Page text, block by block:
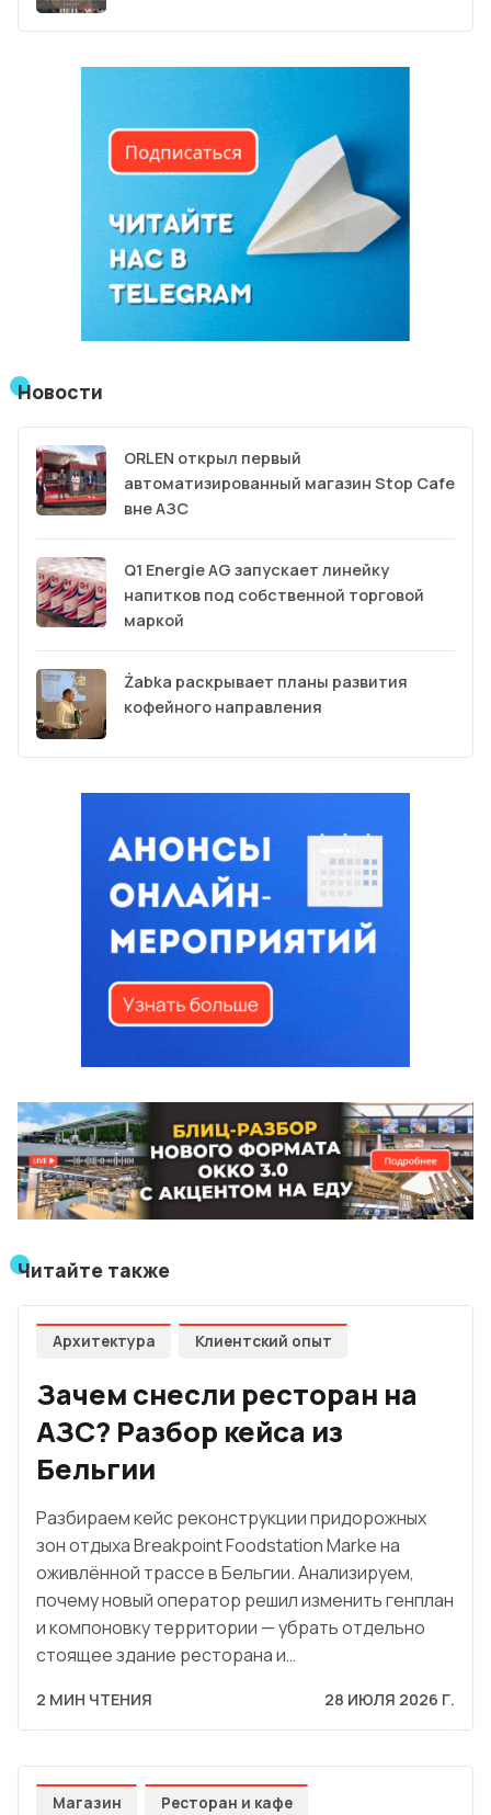
Новости
ORLEN открыл первый
автоматизированный магазин Stop Cafe
вне АЗС
Q1 Energie AG запускает линейку
напитков под собственной торговой
маркой
Żabka раскрывает планы развития
кофейного направления
Читайте также
Архитектура Клиентский опыт
Зачем снесли ресторан на
АЗС? Разбор кейса из
Бельгии
Разбираем кейс реконструкции придорожных
зон отдыха Breakpoint Foodstation Marke на
оживлённой трассе в Бельгии. Анализируем,
почему новый оператор решил изменить генплан
и компоновку территории — убрать отдельно
стоящее здание ресторана и…
2 МИН ЧТЕНИЯ 28 ИЮЛЯ 2026 Г.
Магазин Ресторан и кафе